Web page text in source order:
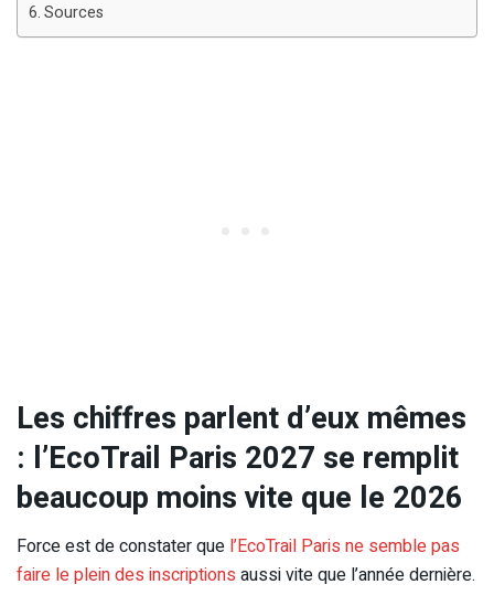
Sources
Les chiffres parlent d’eux mêmes
: l’EcoTrail Paris 2027 se remplit
beaucoup moins vite que le 2026
Force est de constater que l’EcoTrail Paris ne semble pas
faire le plein des inscriptions aussi vite que l’année dernière.